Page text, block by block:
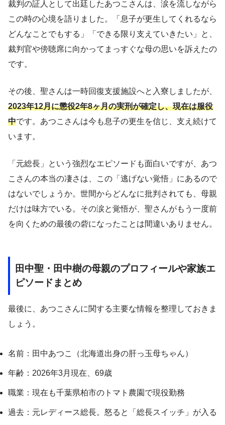
裁判の証人として出廷したあつこさんは、涙を流しながら
この時の心境を語りました。「息子が更生してくれるなら
どんなことでもする」「できる限り支えていきたい」と、
裁判官や傍聴席に向かってまっすぐな母の思いを訴えたの
です。
その後、聖さんは一時回復支援施設へと入寮しましたが、
2023年12月に懲役2年8ヶ月の実刑が確定し、現在は服役
中です。あつこさんは今も息子の更生を信じ、支え続けて
います。
「元総長」という強烈なエピソードも面白いですが、あつ
こさんの本当の凄さは、この「逃げない覚悟」にあるので
はないでしょうか。世間からどんなに批判されても、母親
だけは味方でいる。その涙と覚悟が、聖さんがもう一度前
を向くための最後の砦になったことは間違いありません。
田中聖・田中樹の母親のプロフィールや家族エ
ピソードまとめ
最後に、あつこさんに関する主要な情報を整理しておきま
しょう。
名前：田中あつこ（北海道出身の肝っ玉母ちゃん）
年齢：2026年3月現在、69歳
職業：現在も千葉県柏市のトマト農園で現役勤務
過去：元レディース総長。怒ると「総長スイッチ」が入る